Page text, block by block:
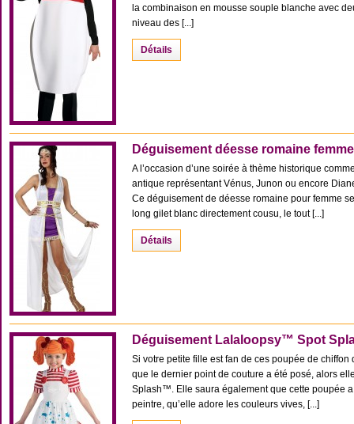
la combinaison en mousse souple blanche avec
niveau des [...]
Détails
Déguisement déesse romaine femme
A l’occasion d’une soirée à thème historique
antique représentant Vénus, Junon ou encore
Ce déguisement de déesse romaine pour femme
long gilet blanc directement cousu, le tout [...]
Détails
Déguisement Lalaloopsy™ Spot
Si votre petite fille est fan de ces poupée de
que le dernier point de couture a été posé, alors
Splash™. Elle saura également que cette poupée
peintre, qu’elle adore les couleurs vives, [...]